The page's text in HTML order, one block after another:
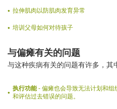
拉伸肌肉以防肌肉发育异常
培训父母如何对待孩子
与偏瘫有关的问题
与这种疾病有关的问题有许多，其
执行功能- 偏瘫也会导致无法计划和组
和评估过去错误的问题。